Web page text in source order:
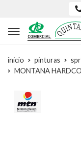
inicio pinturas
MONTANA